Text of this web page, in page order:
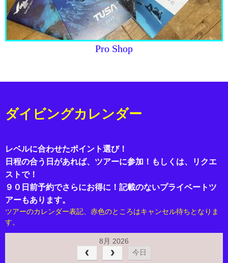
Pro Shop
ダイビングカレンダー
レベルに合わせたポイント選び！
日程の合う日があれば、ツアーに参加！もしくは、リクエ
ストで！
９０日前予約でさらにお得に！記載のないプライベートツ
アーもあります。
ツアーのカレンダー表記、赤色のところはキャンセル待ちとなりま
す。
8月 2026
今日